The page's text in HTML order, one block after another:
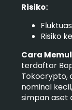
Risiko:
Risiko
Cara
terdaftar
Tokocrypto,
nominal
simpan aset